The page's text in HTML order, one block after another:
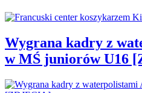
Wygrana kadry z
w MŚ juniorów U16